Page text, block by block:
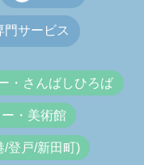
門サービス
・さんばしひろば
・美術館
/登戸/新田町)